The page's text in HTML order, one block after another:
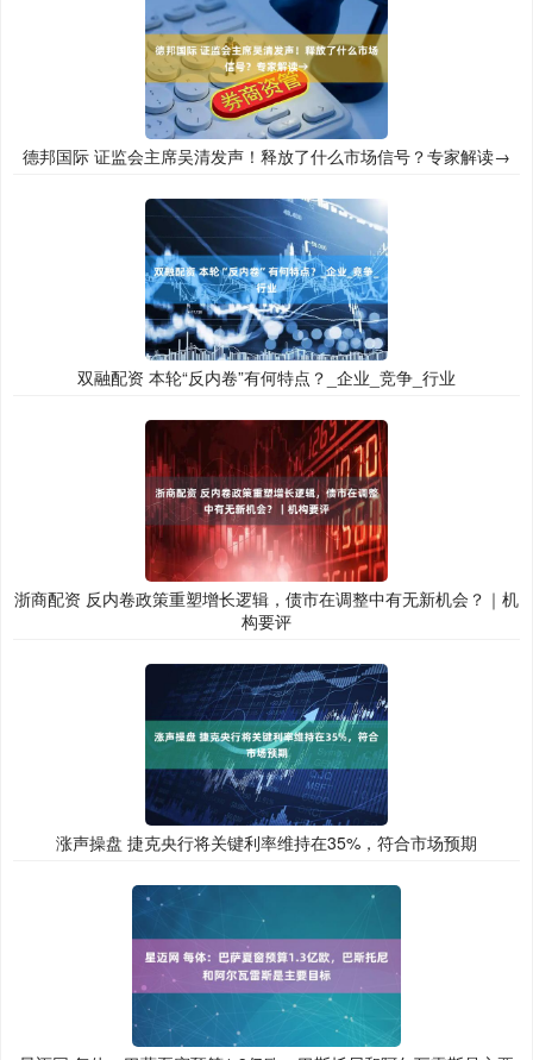
德邦国际 证监会主席吴清发声！释放了什么市场信号？专家解读→
双融配资 本轮“反内卷”有何特点？_企业_竞争_行业
浙商配资 反内卷政策重塑增长逻辑，债市在调整中有无新机会？｜机
构要评
涨声操盘 捷克央行将关键利率维持在35%，符合市场预期